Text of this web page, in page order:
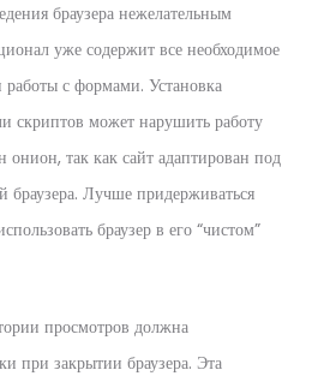
браузера нежелательным
уже содержит все необходимое
работы с формами. Установка
скриптов может нарушить работу
онион, так как сайт адаптирован под
браузера. Лучше придерживаться
браузер в его “чистом”
просмотров должна
при закрытии браузера. Эта